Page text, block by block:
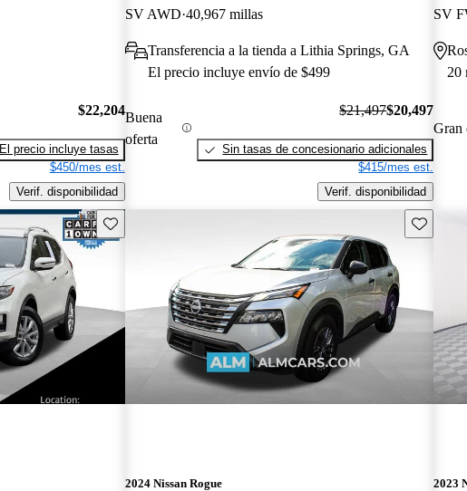
$22,204
El precio incluye tasas
$450/mes est.
Verif. disponibilidad
SV AWD 40,967 millas
Transferencia a la tienda a Lithia Springs, GA
El precio incluye envío de $499
Buena
oferta
$21,497$20,497
Sin tasas de concesionario adicionales
$415/mes est.
Verif. disponibilidad
SV
20
Gran
Guarda este Aviso Guarda
2024 Nissan Rogue 2023